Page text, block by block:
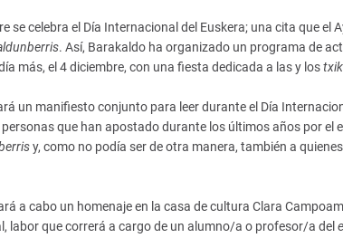
se celebra el Día Internacional del Euskera; una cita que
. Así, Barakaldo ha organizado un programa de
más, el 4 diciembre, con una fiesta dedicada a las y los
un manifiesto conjunto para leer durante el Día
que han apostado durante los últimos años por el
y, como no podía ser de otra manera, también a
a cabo un homenaje en la casa de cultura Clara
labor que correrá a cargo de un alumno/a o profesor/a del